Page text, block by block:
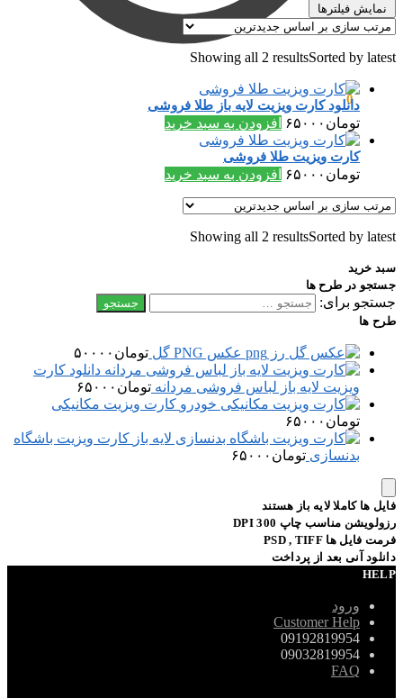
۰ 0
نمایش فیلترها
Showing all 2 resultsSorted by latest
دانلود کارت ویزیت لایه باز طلا فروشی
تومان ۶۵۰۰۰ افزودن به سبد خرید
کارت ویزیت طلا فروشی
تومان ۶۵۰۰۰ افزودن به سبد خرید
Showing all 2 resultsSorted by latest
سبد خرید
جستجو در طرح ها
جستجو برای:
طرح ها
عکس PNG گل تومان ۵۰۰۰۰
دانلود کارت
ویزیت لایه باز لباس فروشی مردانه تومان ۶۵۰۰۰
کارت ویزیت مکانیکی
تومان ۶۵۰۰۰
کارت ویزیت باشگاه
بدنسازی تومان ۶۵۰۰۰
فایل ها کاملا لایه باز هستند
رزولویشن مناسب چاپ 300 DPI
فرمت فایل ها PSD , TIFF
دانلود آنی بعد از پرداخت
HELP
ورود
Customer Help
09192819954
09032819954
FAQ